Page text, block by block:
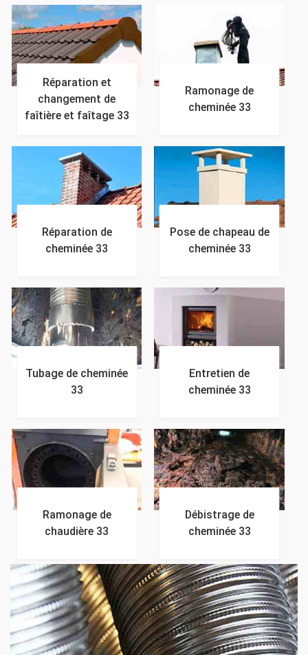
Réparation et
changement de
faîtière et faîtage 33
Ramonage de
cheminée 33
Réparation de
cheminée 33
Pose de chapeau de
cheminée 33
Tubage de cheminée
33
Entretien de
cheminée 33
Ramonage de
chaudière 33
Débistrage de
cheminée 33